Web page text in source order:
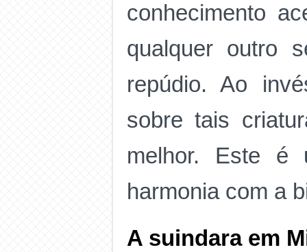
conhecimento
qualquer outro
repúdio. Ao
sobre tais
melhor. Este é
harmonia com a
A suindara em